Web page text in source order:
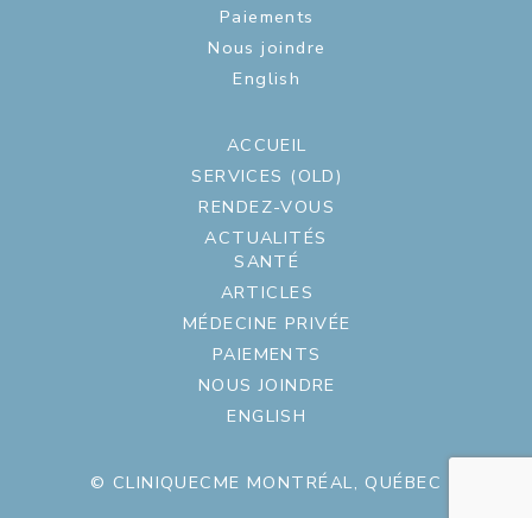
Paiements
Nous joindre
English
ACCUEIL
SERVICES (OLD)
RENDEZ-VOUS
ACTUALITÉS
SANTÉ
ARTICLES
MÉDECINE PRIVÉE
PAIEMENTS
NOUS JOINDRE
ENGLISH
© CLINIQUECME MONTRÉAL, QUÉBEC